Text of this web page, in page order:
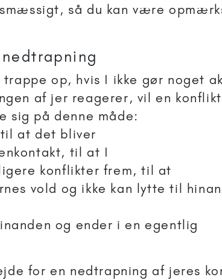
så du kan være
op, hvis I ikke gør noget
af jer reagerer, vil en konflikt
sig på denne måde:
at det bliver
til at I
konflikter frem, til at
vold og ikke kan lytte til
og ender i en egentlig
for en nedtrapning af jeres